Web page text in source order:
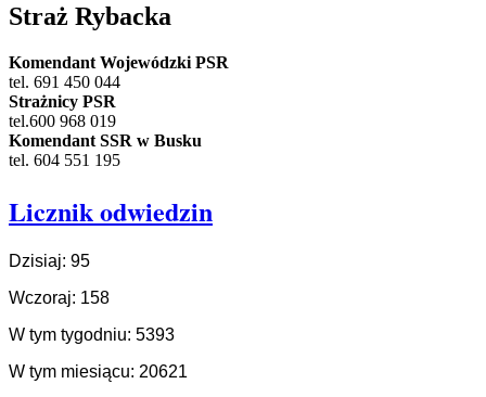
Straż Rybacka
Komendant Wojewódzki PSR
tel. 691 450 044
Strażnicy PSR
tel.600 968 019
Komendant SSR w Busku
tel. 604 551 195
Licznik odwiedzin
Dzisiaj: 95
Wczoraj: 158
W tym tygodniu: 5393
W tym miesiącu: 20621